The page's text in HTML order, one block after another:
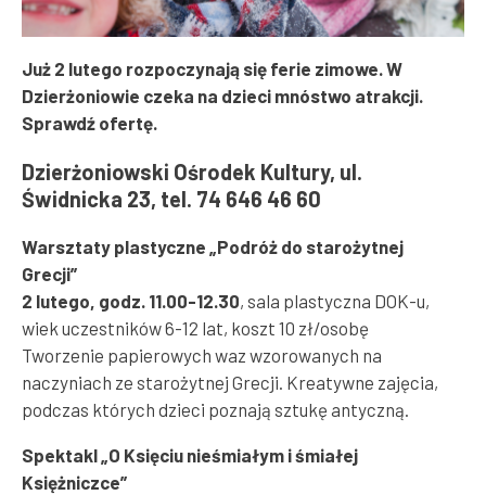
Już 2 lutego rozpoczynają się ferie zimowe. W
Dzierżoniowie czeka na dzieci mnóstwo atrakcji.
Sprawdź ofertę.
Dzierżoniowski Ośrodek Kultury, ul.
Świdnicka 23, tel. 74 646 46 60
Warsztaty plastyczne „Podróż do starożytnej
Grecji”
2 lutego, godz. 11.00-12.30, sala plastyczna DOK-u,
wiek uczestników 6-12 lat, koszt 10 zł/osobę
Tworzenie papierowych waz wzorowanych na
naczyniach ze starożytnej Grecji. Kreatywne zajęcia,
podczas których dzieci poznają sztukę antyczną.
Spektakl „O Księciu nieśmiałym i śmiałej
Księżniczce”